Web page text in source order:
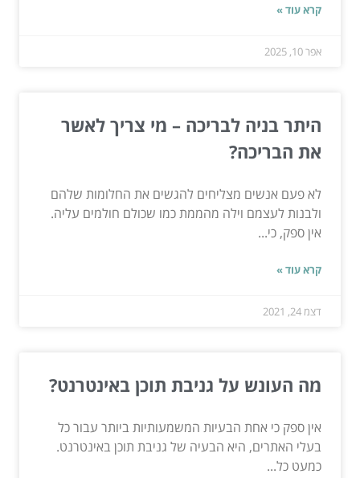
קרא עוד »
אפר 10, 2025
היתר בניה לבריכה – מי צריך לאשר
את הבריכה?
לא פעם אנשים מצליחים להגשים את החלומות שלהם
ולבנות לעצמם וילה מהממת כמו שכולם חולמים עליה.
אין ספק, כי...
קרא עוד »
דצמ 24, 2021
מה העונש על גניבת תוכן באינטרנט?
אין ספק כי אחת הבעיות המשמעותיות ביותר עבור כל
בעלי האתרים, היא הבעיה של גניבת תוכן באינטרנט.
כמעט כל...